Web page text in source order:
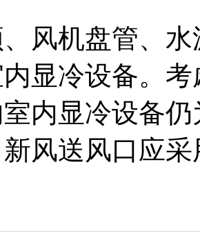
风机盘管、
显冷设备。
内显冷设备
风送风口应